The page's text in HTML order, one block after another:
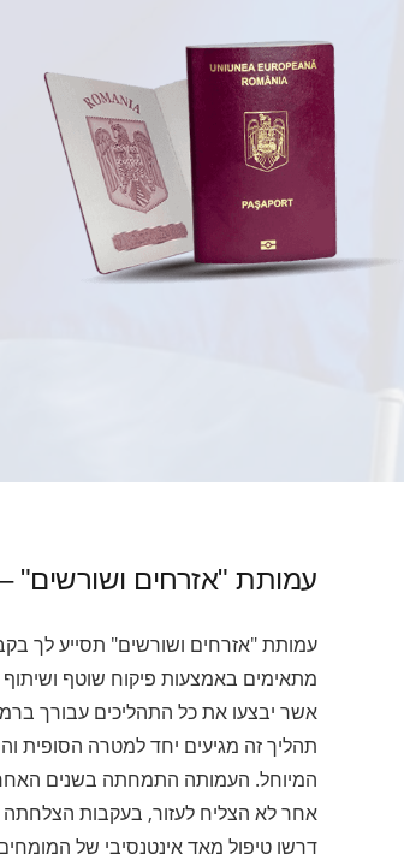
עמותת "אזרחים ושורשים"
עמותת "אזרחים ושורשים" תסייע לך
מתאימים באמצעות פיקוח שוטף ושיתוף
אשר יבצעו את כל התהליכים עבורך
תהליך זה מגיעים יחד למטרה הסופית
המיוחל. העמותה התמחתה בשנים
אחר לא הצליח לעזור, בעקבות הצלחתה
דרשו טיפול מאד אינטנסיבי של